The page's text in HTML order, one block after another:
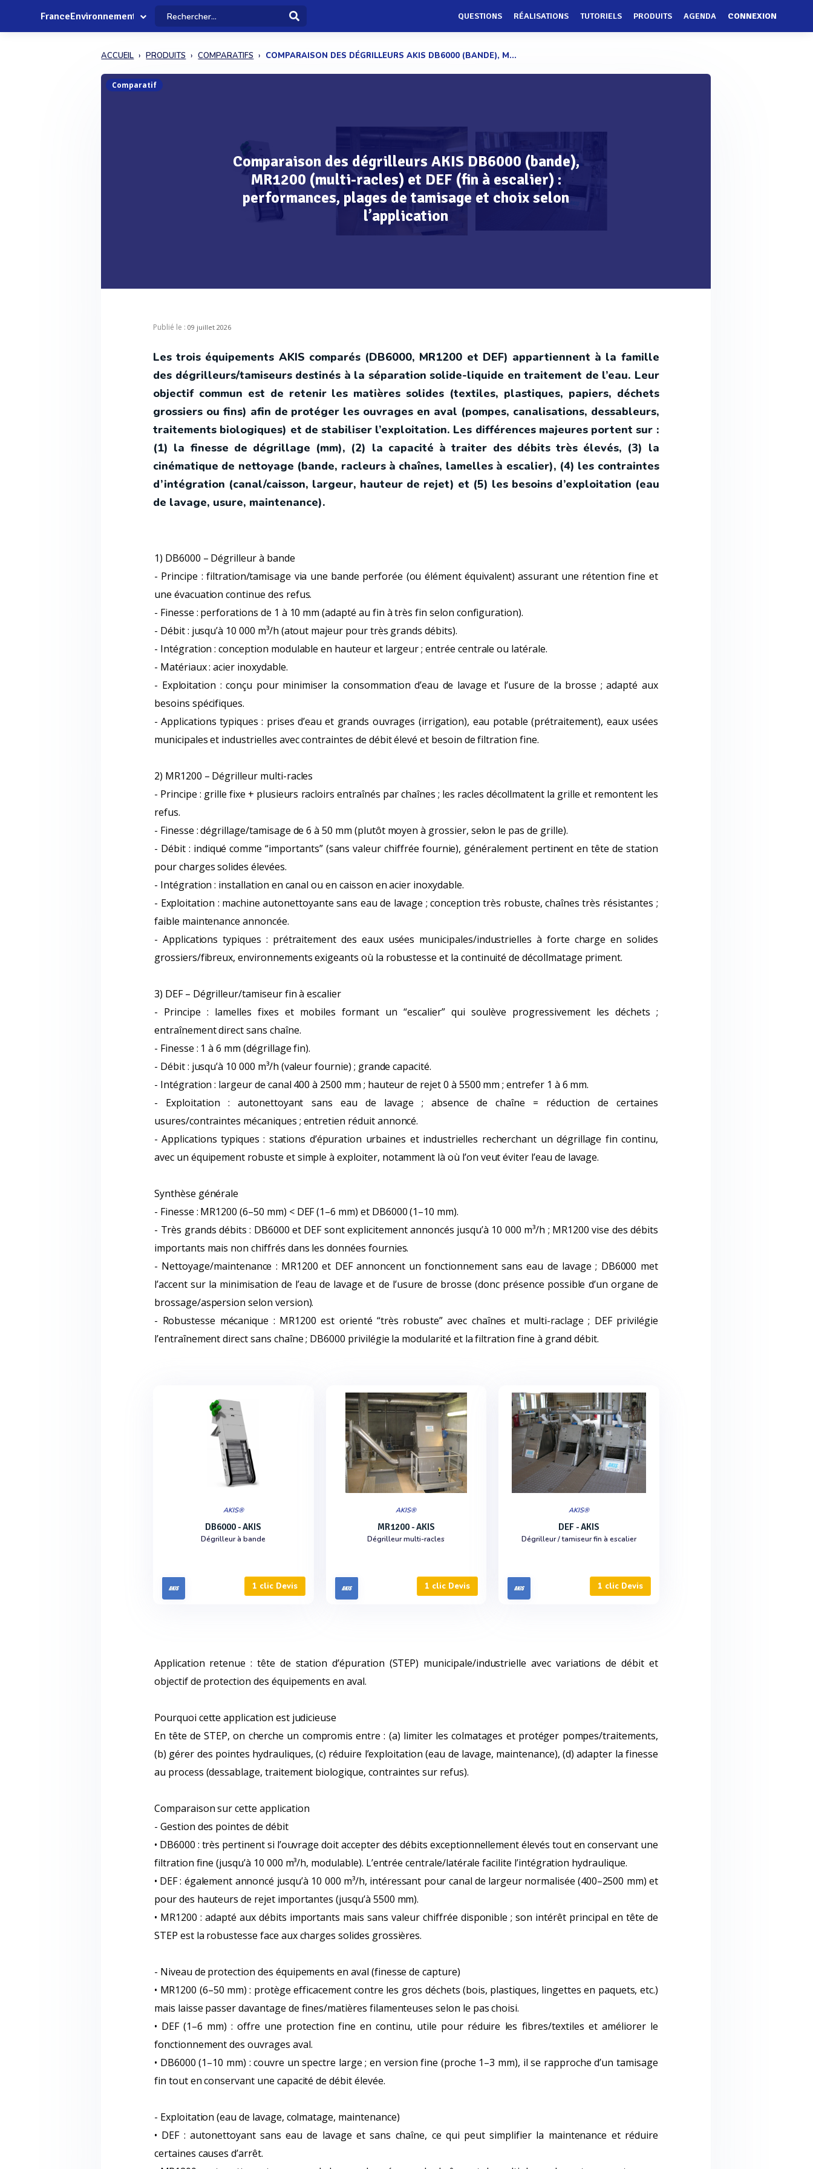
FranceEnvironnement QUESTIONS RÉALISATIONS TUTORIELS PRODUITS AGENDA CONNEXION
ACCUEIL PRODUITS COMPARATIFS COMPARAISON DES DÉGRILLEURS AKIS DB6000 (BANDE), M...
Comparatif
Comparaison des dégrilleurs AKIS DB6000 (bande),
MR1200 (multi-racles) et DEF (fin à escalier) :
performances, plages de tamisage et choix selon
l’application
Publié le : 09 juillet 2026
Les trois équipements AKIS comparés (DB6000, MR1200 et DEF) appartiennent à la famille
des dégrilleurs/tamiseurs destinés à la séparation solide-liquide en traitement de l’eau. Leur
objectif commun est de retenir les matières solides (textiles, plastiques, papiers, déchets
grossiers ou fins) afin de protéger les ouvrages en aval (pompes, canalisations, dessableurs,
traitements biologiques) et de stabiliser l’exploitation. Les différences majeures portent sur :
(1) la finesse de dégrillage (mm), (2) la capacité à traiter des débits très élevés, (3) la
cinématique de nettoyage (bande, racleurs à chaînes, lamelles à escalier), (4) les contraintes
d’intégration (canal/caisson, largeur, hauteur de rejet) et (5) les besoins d’exploitation (eau
de lavage, usure, maintenance).
1) DB6000 – Dégrilleur à bande
- Principe : filtration/tamisage via une bande perforée (ou élément équivalent) assurant une rétention fine et
une évacuation continue des refus.
- Finesse : perforations de 1 à 10 mm (adapté au fin à très fin selon configuration).
- Débit : jusqu’à 10 000 m³/h (atout majeur pour très grands débits).
- Intégration : conception modulable en hauteur et largeur ; entrée centrale ou latérale.
- Matériaux : acier inoxydable.
- Exploitation : conçu pour minimiser la consommation d’eau de lavage et l’usure de la brosse ; adapté aux
besoins spécifiques.
- Applications typiques : prises d’eau et grands ouvrages (irrigation), eau potable (prétraitement), eaux usées
municipales et industrielles avec contraintes de débit élevé et besoin de filtration fine.
2) MR1200 – Dégrilleur multi-racles
- Principe : grille fixe + plusieurs racloirs entraînés par chaînes ; les racles décollmatent la grille et remontent les
refus.
- Finesse : dégrillage/tamisage de 6 à 50 mm (plutôt moyen à grossier, selon le pas de grille).
- Débit : indiqué comme “importants” (sans valeur chiffrée fournie), généralement pertinent en tête de station
pour charges solides élevées.
- Intégration : installation en canal ou en caisson en acier inoxydable.
- Exploitation : machine autonettoyante sans eau de lavage ; conception très robuste, chaînes très résistantes ;
faible maintenance annoncée.
- Applications typiques : prétraitement des eaux usées municipales/industrielles à forte charge en solides
grossiers/fibreux, environnements exigeants où la robustesse et la continuité de décollmatage priment.
3) DEF – Dégrilleur/tamiseur fin à escalier
- Principe : lamelles fixes et mobiles formant un “escalier” qui soulève progressivement les déchets ;
entraînement direct sans chaîne.
- Finesse : 1 à 6 mm (dégrillage fin).
- Débit : jusqu’à 10 000 m³/h (valeur fournie) ; grande capacité.
- Intégration : largeur de canal 400 à 2500 mm ; hauteur de rejet 0 à 5500 mm ; entrefer 1 à 6 mm.
- Exploitation : autonettoyant sans eau de lavage ; absence de chaîne = réduction de certaines
usures/contraintes mécaniques ; entretien réduit annoncé.
- Applications typiques : stations d’épuration urbaines et industrielles recherchant un dégrillage fin continu,
avec un équipement robuste et simple à exploiter, notamment là où l’on veut éviter l’eau de lavage.
Synthèse générale
- Finesse : MR1200 (6–50 mm) < DEF (1–6 mm) et DB6000 (1–10 mm).
- Très grands débits : DB6000 et DEF sont explicitement annoncés jusqu’à 10 000 m³/h ; MR1200 vise des débits
importants mais non chiffrés dans les données fournies.
- Nettoyage/maintenance : MR1200 et DEF annoncent un fonctionnement sans eau de lavage ; DB6000 met
l’accent sur la minimisation de l’eau de lavage et de l’usure de brosse (donc présence possible d’un organe de
brossage/aspersion selon version).
- Robustesse mécanique : MR1200 est orienté “très robuste” avec chaînes et multi-raclage ; DEF privilégie
l’entraînement direct sans chaîne ; DB6000 privilégie la modularité et la filtration fine à grand débit.
AKIS®
DB6000 - AKIS
Dégrilleur à bande
1 clic Devis
AKIS®
MR1200 - AKIS
Dégrilleur multi-racles
1 clic Devis
AKIS®
DEF - AKIS
Dégrilleur / tamiseur fin à escalier
1 clic Devis
Application retenue : tête de station d’épuration (STEP) municipale/industrielle avec variations de débit et
objectif de protection des équipements en aval.
Pourquoi cette application est judicieuse
En tête de STEP, on cherche un compromis entre : (a) limiter les colmatages et protéger pompes/traitements,
(b) gérer des pointes hydrauliques, (c) réduire l’exploitation (eau de lavage, maintenance), (d) adapter la finesse
au process (dessablage, traitement biologique, contraintes sur refus).
Comparaison sur cette application
- Gestion des pointes de débit
• DB6000 : très pertinent si l’ouvrage doit accepter des débits exceptionnellement élevés tout en conservant une
filtration fine (jusqu’à 10 000 m³/h, modulable). L’entrée centrale/latérale facilite l’intégration hydraulique.
• DEF : également annoncé jusqu’à 10 000 m³/h, intéressant pour canal de largeur normalisée (400–2500 mm) et
pour des hauteurs de rejet importantes (jusqu’à 5500 mm).
• MR1200 : adapté aux débits importants mais sans valeur chiffrée disponible ; son intérêt principal en tête de
STEP est la robustesse face aux charges solides grossières.
- Niveau de protection des équipements en aval (finesse de capture)
• MR1200 (6–50 mm) : protège efficacement contre les gros déchets (bois, plastiques, lingettes en paquets, etc.)
mais laisse passer davantage de fines/matières filamenteuses selon le pas choisi.
• DEF (1–6 mm) : offre une protection fine en continu, utile pour réduire les fibres/textiles et améliorer le
fonctionnement des ouvrages aval.
• DB6000 (1–10 mm) : couvre un spectre large ; en version fine (proche 1–3 mm), il se rapproche d’un tamisage
fin tout en conservant une capacité de débit élevée.
- Exploitation (eau de lavage, colmatage, maintenance)
• DEF : autonettoyant sans eau de lavage et sans chaîne, ce qui peut simplifier la maintenance et réduire
certaines causes d’arrêt.